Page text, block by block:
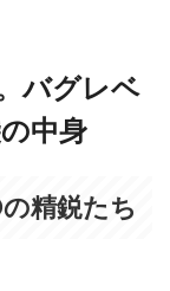
バグレベ
中身
精鋭たち